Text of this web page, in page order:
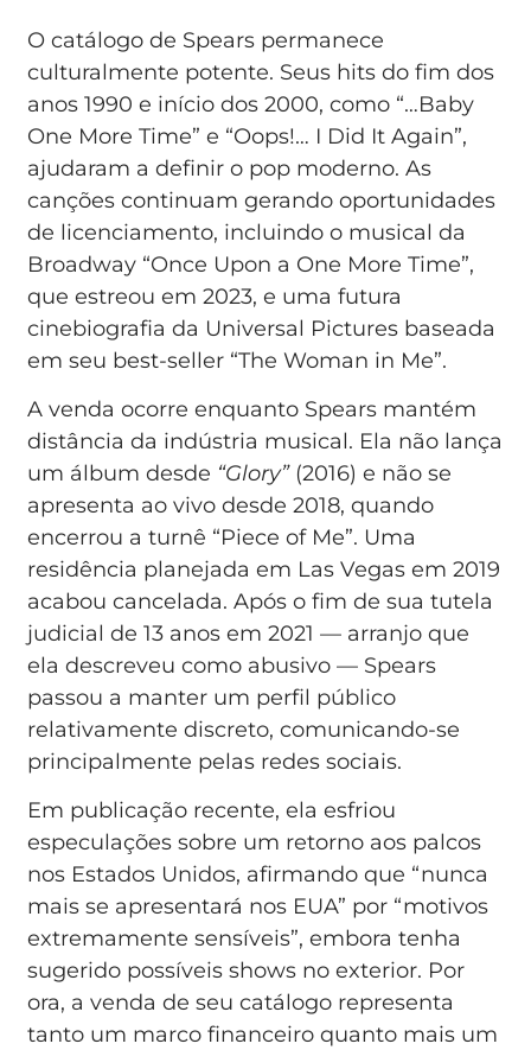
O catálogo de Spears permanece
culturalmente potente. Seus hits do fim dos
anos 1990 e início dos 2000, como “…Baby
One More Time” e “Oops!… I Did It Again”,
ajudaram a definir o pop moderno. As
canções continuam gerando oportunidades
de licenciamento, incluindo o musical da
Broadway “Once Upon a One More Time”,
que estreou em 2023, e uma futura
cinebiografia da Universal Pictures baseada
em seu best-seller “The Woman in Me”.
A venda ocorre enquanto Spears mantém
distância da indústria musical. Ela não lança
um álbum desde “Glory”(2016) e não se
apresenta ao vivo desde 2018, quando
encerrou a turnê “Piece of Me”. Uma
residência planejada em Las Vegas em 2019
acabou cancelada. Após o fim de sua tutela
judicial de 13 anos em 2021 — arranjo que
ela descreveu como abusivo — Spears
passou a manter um perfil público
relativamente discreto, comunicando-se
principalmente pelas redes sociais.
Em publicação recente, ela esfriou
especulações sobre um retorno aos palcos
nos Estados Unidos, afirmando que “nunca
mais se apresentará nos EUA” por “motivos
extremamente sensíveis”, embora tenha
sugerido possíveis shows no exterior. Por
ora, a venda de seu catálogo representa
tanto um marco financeiro quanto mais um